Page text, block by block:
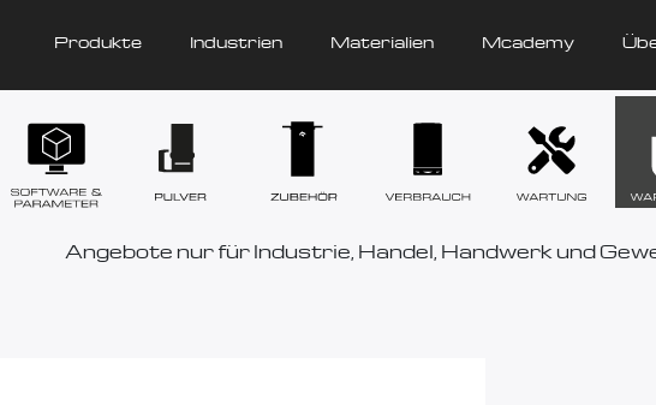
Produkte Industrien Materialien Mcademy
Angebote nur für Industrie, Handel, Handwerk und